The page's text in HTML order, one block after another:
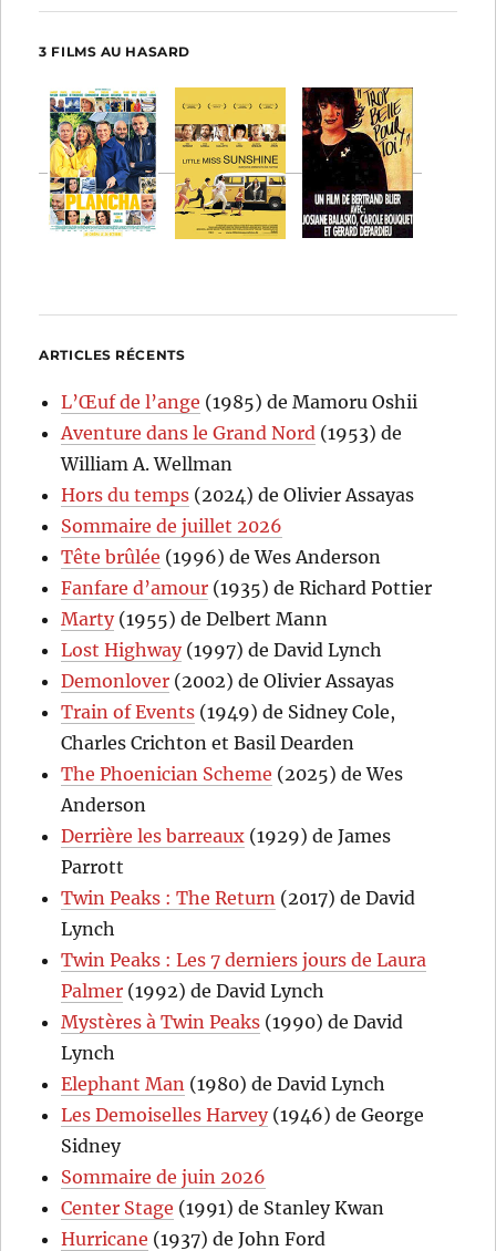
3 FILMS AU HASARD
ARTICLES RÉCENTS
L’Œuf de l’ange (1985) de Mamoru Oshii
Aventure dans le Grand Nord (1953) de
William A. Wellman
Hors du temps (2024) de Olivier Assayas
Sommaire de juillet 2026
Tête brûlée (1996) de Wes Anderson
Fanfare d’amour (1935) de Richard Pottier
Marty(1955) de Delbert Mann
Lost Highway(1997) de David Lynch
Demonlover (2002) de Olivier Assayas
Train of Events (1949) de Sidney Cole,
Charles Crichton et Basil Dearden
The Phoenician Scheme (2025) de Wes
Anderson
Derrière les barreaux (1929) de James
Parrott
Twin Peaks : The Return (2017) de David
Lynch
Twin Peaks : Les 7 derniers jours de Laura
Palmer (1992) de David Lynch
Mystères à Twin Peaks (1990) de David
Lynch
Elephant Man (1980) de David Lynch
Les Demoiselles Harvey(1946) de George
Sidney
Sommaire de juin 2026
Center Stage (1991) de Stanley Kwan
Hurricane (1937) de John Ford